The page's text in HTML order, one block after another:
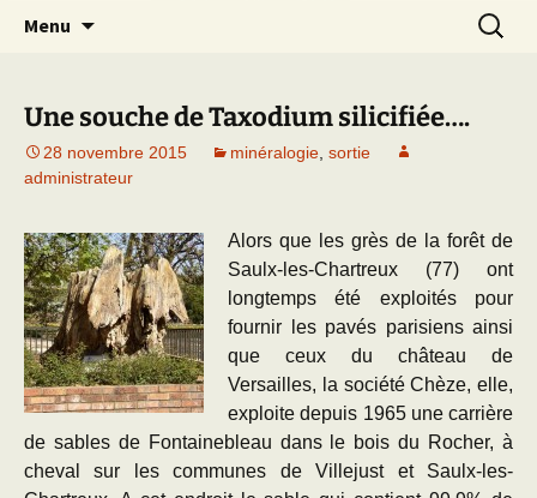
Menu
Une souche de Taxodium silicifiée….
28 novembre 2015 minéralogie sortie
administrateur
Alors que les grès de la forêt de
Saulx-les-Chartreux (77) ont
longtemps été exploités pour
fournir les pavés parisiens ainsi
que ceux du château de
Versailles, la société Chèze, elle,
exploite depuis 1965 une carrière
de sables de Fontainebleau dans le bois du Rocher, à
cheval sur les communes de Villejust et Saulx-les-